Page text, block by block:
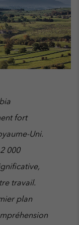
fort
Uni.
000
travail.
plan